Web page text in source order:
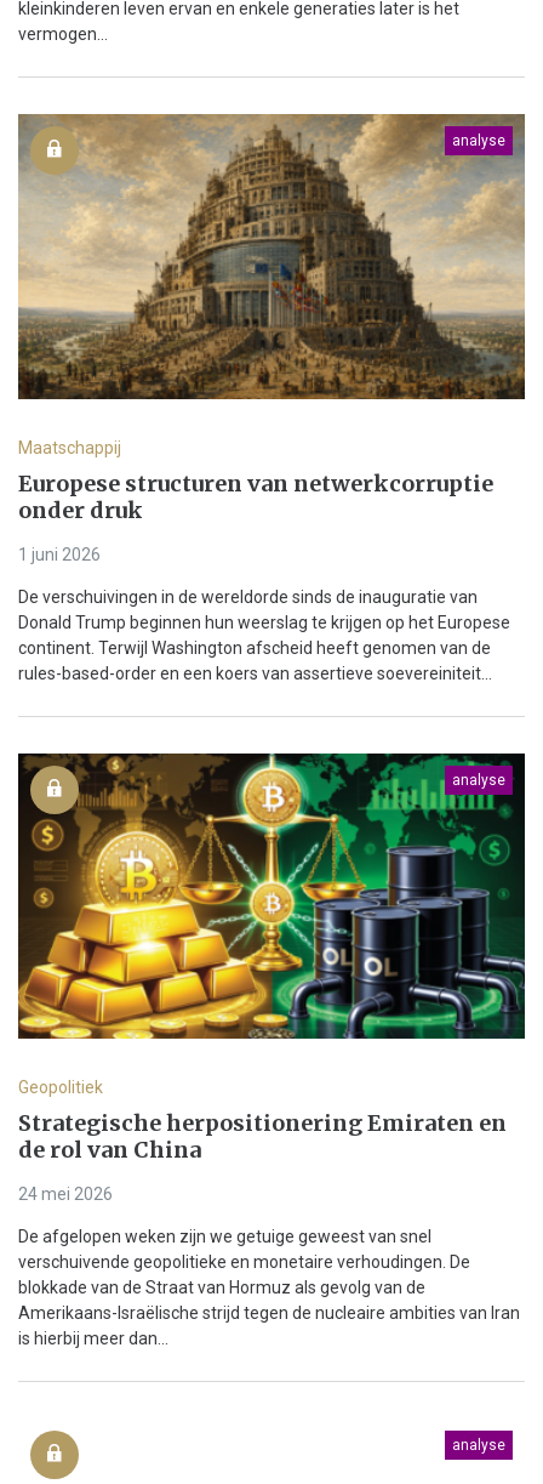
kleinkinderen leven ervan en enkele generaties later is het
vermogen...
analyse
Maatschappij
Europese structuren van netwerkcorruptie
onder druk
1 juni 2026
De verschuivingen in de wereldorde sinds de inauguratie van
Donald Trump beginnen hun weerslag te krijgen op het Europese
continent. Terwijl Washington afscheid heeft genomen van de
rules-based-order en een koers van assertieve soevereiniteit...
analyse
Geopolitiek
Strategische herpositionering Emiraten en
de rol van China
24 mei 2026
De afgelopen weken zijn we getuige geweest van snel
verschuivende geopolitieke en monetaire verhoudingen. De
blokkade van de Straat van Hormuz als gevolg van de
Amerikaans-Israëlische strijd tegen de nucleaire ambities van Iran
is hierbij meer dan...
analyse